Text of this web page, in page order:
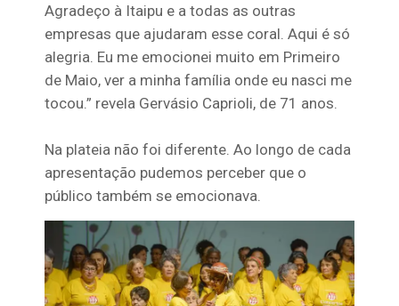
Agradeço à Itaipu e a todas as outras
empresas que ajudaram esse coral. Aqui é só
alegria. Eu me emocionei muito em Primeiro
de Maio, ver a minha família onde eu nasci me
tocou.” revela Gervásio Caprioli, de 71 anos.
Na plateia não foi diferente. Ao longo de cada
apresentação pudemos perceber que o
público também se emocionava.